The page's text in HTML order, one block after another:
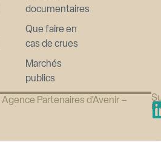
documentaires
Que faire en
cas de crues
Marchés
publics
Agence Partenaires d’Avenir –